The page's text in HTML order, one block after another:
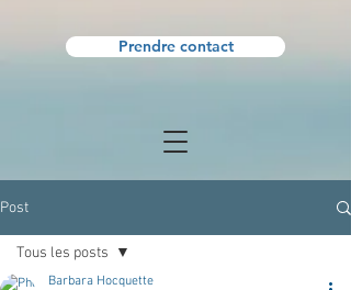
Prendre contact
Post
Tous les posts
Barbara Hocquette